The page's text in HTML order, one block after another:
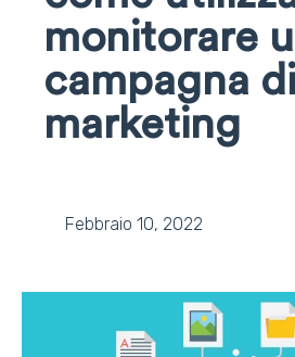
monitorare
campagna
marketing
Febbraio 10, 2022